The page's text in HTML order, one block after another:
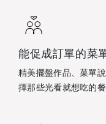
能促成訂單的菜
精美擺盤作品、菜單
擇那些光看就想吃的餐